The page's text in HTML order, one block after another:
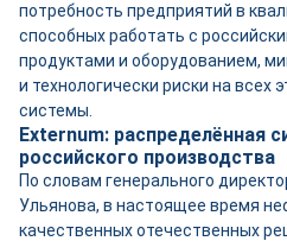
потребность предприятий в
способных работать с
продуктами и оборудованием,
и технологически риски на всех
системы.
Externum: распределённая
российского производства
По словам генерального
Ульянова, в настоящее время
качественных отечественных